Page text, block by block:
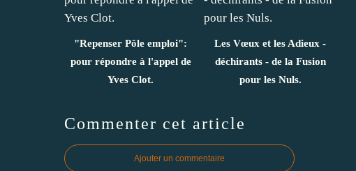
"Repenser Pôle emploi":
pour répondre à l'appel de
Yves Clot.
Les Vœux et les Adieux -
déchirants - de la Fusion
pour les Nuls.
Commenter cet article
Ajouter un commentaire